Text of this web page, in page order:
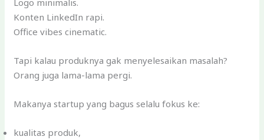
Konten LinkedIn rapi.
Office vibes cinematic.
Tapi kalau produknya gak menyelesaikan masalah?
Orang juga lama-lama pergi.
Makanya startup yang bagus selalu fokus ke:
kualitas produk,